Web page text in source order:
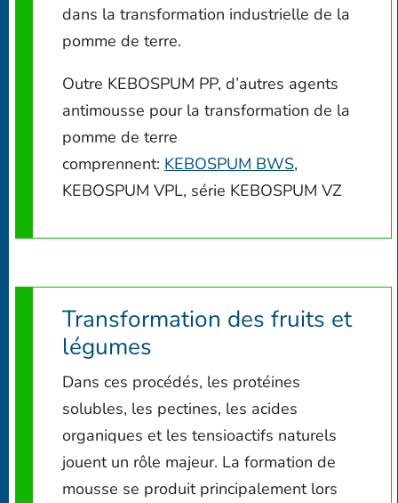
dans la transformation industrielle de la
pomme de terre.
Outre KEBOSPUM PP, d’autres agents
antimousse pour la transformation de la
pomme de terre
comprennent: KEBOSPUM BWS,
KEBOSPUM VPL, série KEBOSPUM VZ
Transformation des fruits et
légumes
Dans ces procédés, les protéines
solubles, les pectines, les acides
organiques et les tensioactifs naturels
jouent un rôle majeur. La formation de
mousse se produit principalement lors